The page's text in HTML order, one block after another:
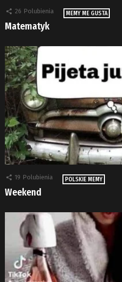
26 Polubienia MEMY ME GUSTA
Matematyk
19 Polubienia POLSKIE MEMY
Weekend